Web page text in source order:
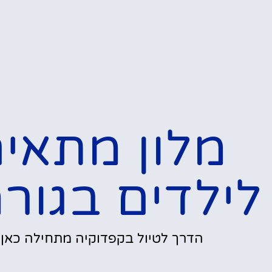
מלון
לילדים
הדרך לטיול בקפדוקיה מתחילה